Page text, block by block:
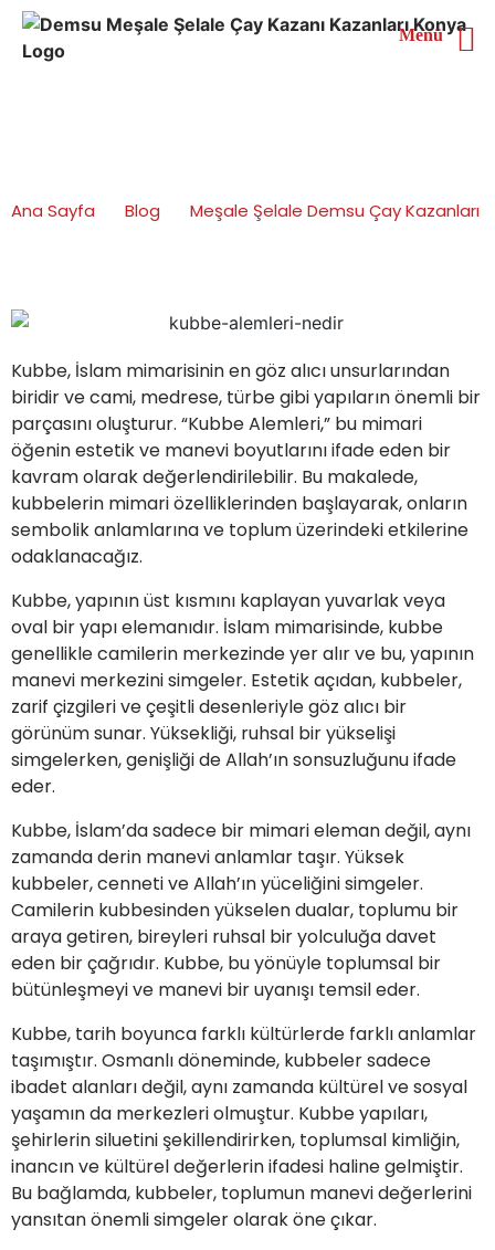
Ana Sayfa Blog
Meşale Şelale Demsu Çay Kazanları
Kubbe, İslam mimarisinin en göz alıcı unsurlarından
biridir ve cami, medrese, türbe gibi yapıların önemli bir
parçasını oluşturur. “Kubbe Alemleri,” bu mimari
öğenin estetik ve manevi boyutlarını ifade eden bir
kavram olarak değerlendirilebilir. Bu makalede,
kubbelerin mimari özelliklerinden başlayarak, onların
sembolik anlamlarına ve toplum üzerindeki etkilerine
odaklanacağız.
Kubbe, yapının üst kısmını kaplayan yuvarlak veya
oval bir yapı elemanıdır. İslam mimarisinde, kubbe
genellikle camilerin merkezinde yer alır ve bu, yapının
manevi merkezini simgeler. Estetik açıdan, kubbeler,
zarif çizgileri ve çeşitli desenleriyle göz alıcı bir
görünüm sunar. Yüksekliği, ruhsal bir yükselişi
simgelerken, genişliği de Allah’ın sonsuzluğunu ifade
eder.
Kubbe, İslam’da sadece bir mimari eleman değil, aynı
zamanda derin manevi anlamlar taşır. Yüksek
kubbeler, cenneti ve Allah’ın yüceliğini simgeler.
Camilerin kubbesinden yükselen dualar, toplumu bir
araya getiren, bireyleri ruhsal bir yolculuğa davet
eden bir çağrıdır. Kubbe, bu yönüyle toplumsal bir
bütünleşmeyi ve manevi bir uyanışı temsil eder.
Kubbe, tarih boyunca farklı kültürlerde farklı anlamlar
taşımıştır. Osmanlı döneminde, kubbeler sadece
ibadet alanları değil, aynı zamanda kültürel ve sosyal
yaşamın da merkezleri olmuştur. Kubbe yapıları,
şehirlerin siluetini şekillendirirken, toplumsal kimliğin,
inancın ve kültürel değerlerin ifadesi haline gelmiştir.
Bu bağlamda, kubbeler, toplumun manevi değerlerini
yansıtan önemli simgeler olarak öne çıkar.
Menü